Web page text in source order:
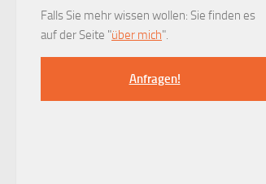
Falls Sie mehr wissen wollen: Sie finden es
auf der Seite "über mich".
Anfragen!